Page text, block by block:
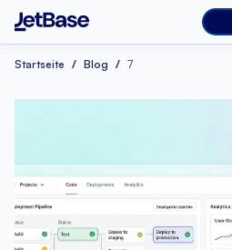
Startseite Blog 7